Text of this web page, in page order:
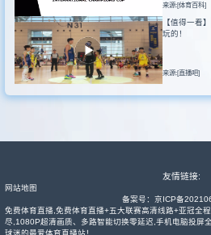
来源:[体育百科]
【值得一看
玩的！
来源:[直播吧]
友情链接:
网站地图
备案号： 京ICP备
免费体育直播,免费体育直播+五大联赛高清线路+亚冠全
尽,1080P超清画质、多路智能切换零延迟,手机电脑投屏